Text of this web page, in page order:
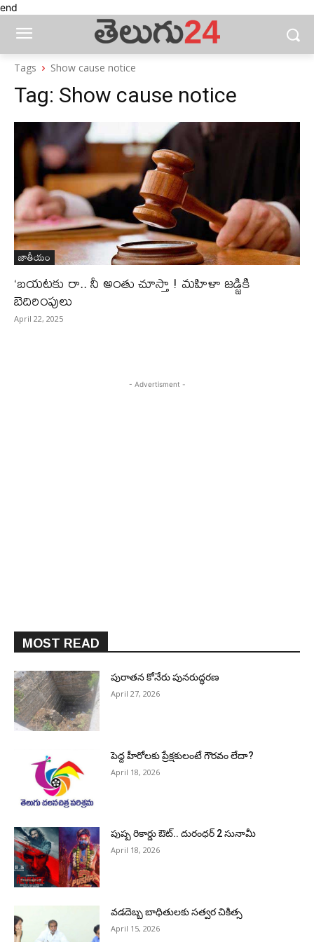
end
Tags Show cause notice
Tag: Show cause notice
జాతీయం
‘బయటకు రా.. నీ అంతు చూస్తా ! మహిళా జడ్జికి
బెదిరింపులు
April 22, 2025
- Advertisment -
MOST READ
పురాత‌న కోనేరు పున‌రుద్ధ‌ర‌ణ
April 27, 2026
పెద్ద హీరోల‌కు ప్రేక్ష‌కులంటే గౌర‌వం లేదా?
April 18, 2026
పుష్ప రికార్డు ఔట్‌.. దురంధ‌ర్ 2 సునామీ
April 18, 2026
వడదెబ్బ బాధితులకు సత్వర చికిత్స
April 15, 2026